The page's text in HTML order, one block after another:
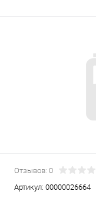
Отзывов: 0
Артикул: 00000026664